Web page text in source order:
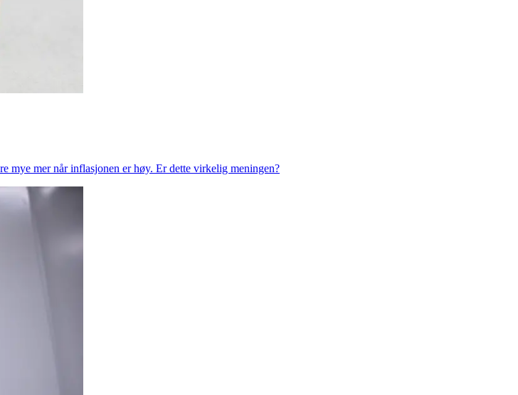
mye mer når inflasjonen er høy. Er dette virkelig meningen?